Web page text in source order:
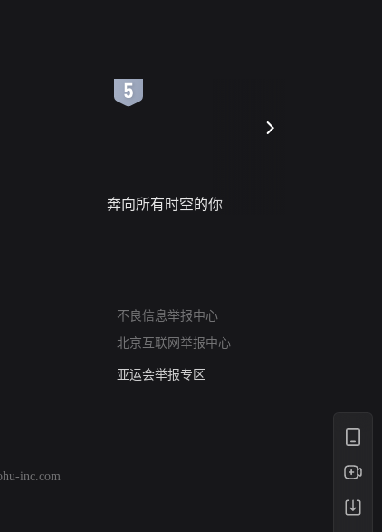
奔向所有时空的你
不良信息举报中心
北京互联网举报中心
算法推荐专项举报
亚运会举报专区
inc.com